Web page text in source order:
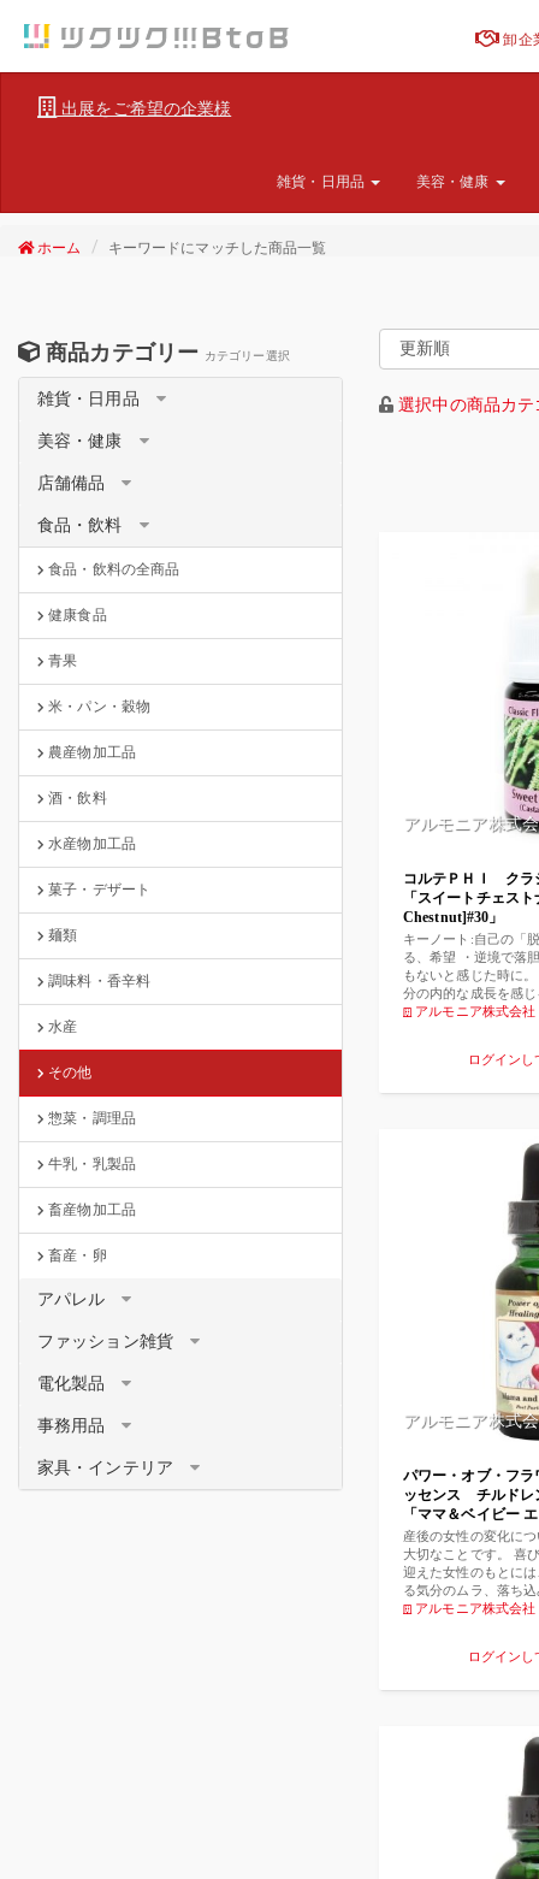
卸企
出展をご希望の企業様
雑貨・日用品 美容・健康
ホーム キーワードにマッチした商品一覧
商品カテゴリー カテゴリー選択
雑貨・日用品
美容・健康
店舗備品
食品・飲料
食品・飲料の全商品
健康食品
青果
米・パン・穀物
農産物加工品
酒・飲料
水産物加工品
菓子・デザート
麺類
調味料・香辛料
水産
その他
惣菜・調理品
牛乳・乳製品
畜産物加工品
畜産・卵
アパレル
ファッション雑貨
電化製品
事務用品
家具・インテリア
選択中の商品カ
アルモニア株式
コルテＰＨＩ ク
「スイートチェス
Chestnut]#30」
キーノート:自己の「
る、希望 ・逆境で落
もないと感じた時に
分の内的な成長を感
で、困難な状況に陥
アルモニア株式会社
ログイン
アルモニア株式
パワー・オブ・フ
ッセンス チルド
「ママ＆ベイビー
Baby Elixir ]『産後
産後の女性の変化に
大切なことです。 喜
迎えた女性のもとに
る気分のムラ、落ち
心、自己批判といっ
ビーを愛と喜びで包
う。 入っているエッ
ラージュ、ゲンチア
アルモニア株式会社
ログイン